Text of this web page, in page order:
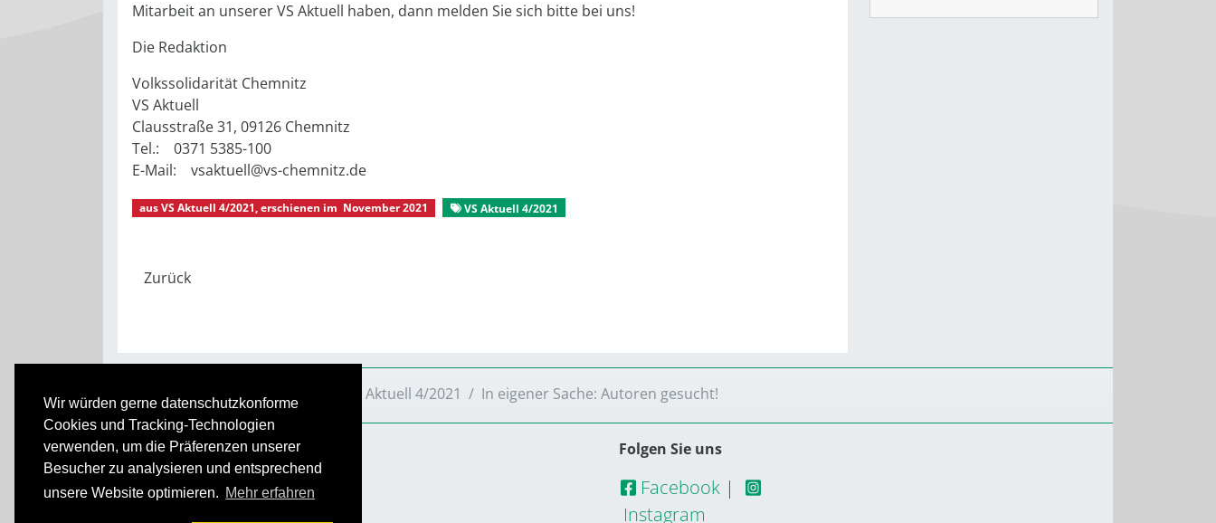
Wir würden gerne datenschutzkonforme
Cookies und Tracking-Technologien
verwenden, um die Präferenzen unserer
Besucher zu analysieren und entsprechend
unsere Website optimieren. Mehr erfahren
Mitarbeit an unserer VS Aktuell haben, dann melden Sie sich bitte bei uns!
Die Redaktion
Volkssolidarität Chemnitz
VS Aktuell
Clausstraße 31, 09126 Chemnitz
Tel.: 0371 5385-100
E-Mail: vsaktuell@vs-chemnitz.de
ausVS Aktuell 4/2021, erschienen im November 2021 VS Aktuell 4/2021
VS Aktuell Ausgaben VS Aktuell 4/2021 In eigener Sache: Autoren gesucht!
Folgen Sie uns
Facebook |
Instagram